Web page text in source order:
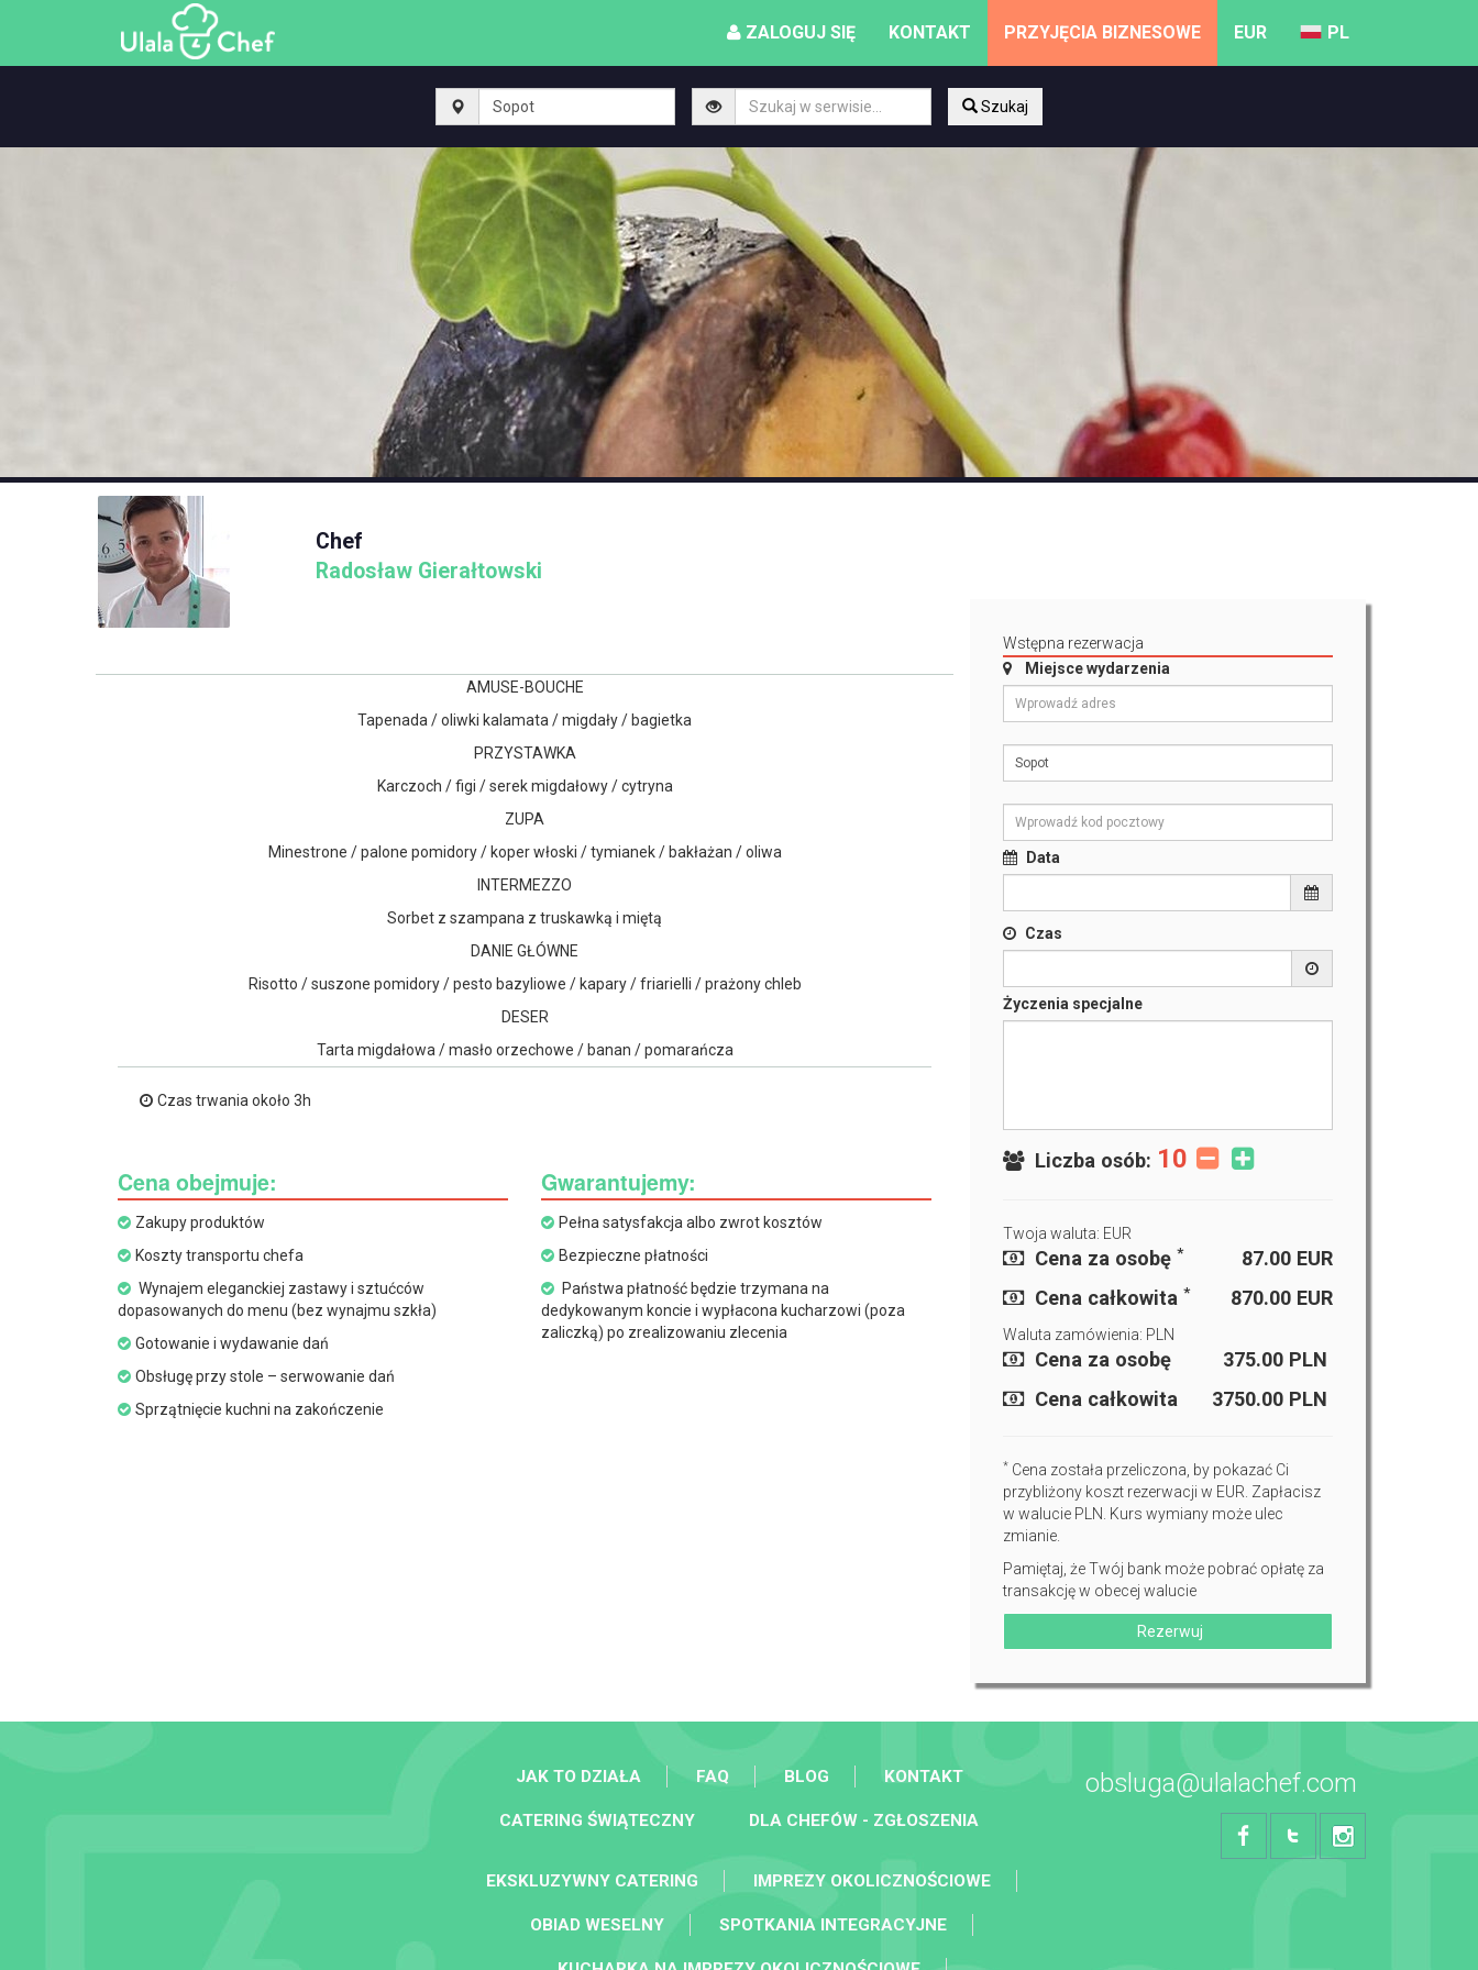
ZALOGUJ SIĘ KONTAKT PRZYJĘCIA BIZNESOWE EUR PL
Szukaj
Chef
Radosław Gierałtowski
AMUSE-BOUCHE
Tapenada / oliwki kalamata / migdały / bagietka
PRZYSTAWKA
Karczoch / figi / serek migdałowy / cytryna
ZUPA
Minestrone / palone pomidory / koper włoski / tymianek / bakłażan / oliwa
INTERMEZZO
Sorbet z szampana z truskawką i miętą
DANIE GŁÓWNE
Risotto / suszone pomidory / pesto bazyliowe / kapary / friarielli / prażony chleb
DESER
Tarta migdałowa / masło orzechowe / banan / pomarańcza
Czas trwania około 3h
Cena obejmuje:
Zakupy produktów
Koszty transportu chefa
Wynajem eleganckiej zastawy i sztućców
dopasowanych do menu (bez wynajmu szkła)
Gotowanie i wydawanie dań
Obsługę przy stole – serwowanie dań
Sprzątnięcie kuchni na zakończenie
Gwarantujemy:
Pełna satysfakcja albo zwrot kosztów
Bezpieczne płatności
Państwa płatność będzie trzymana na
dedykowanym koncie i wypłacona kucharzowi (poza
zaliczką) po zrealizowaniu zlecenia
Wstępna rezerwacja
Miejsce wydarzenia
Data
Czas
Życzenia specjalne
Liczba osób: 10
Twoja waluta: EUR
Cena za osobę * EUR
87.00
Cena całkowita * EUR
870.00
Waluta zamówienia: PLN
Cena za osobę PLN
375.00
Cena całkowita
PLN
3750.00
* Cena została przeliczona, by pokazać Ci
przybliżony koszt rezerwacji w EUR. Zapłacisz
w walucie PLN. Kurs wymiany może ulec
zmianie.
Pamiętaj, że Twój bank może pobrać opłatę za
transakcję w obecej walucie
Rezerwuj
JAK TO DZIAŁA FAQ BLOG KONTAKT
CATERING ŚWIĄTECZNY DLA CHEFÓW - ZGŁOSZENIA
obsluga@ulalachef.com
EKSKLUZYWNY CATERING IMPREZY OKOLICZNOŚCIOWE
OBIAD WESELNY SPOTKANIA INTEGRACYJNE